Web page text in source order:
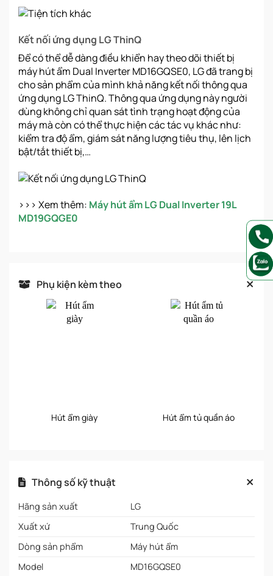
Kết nối ứng dụng LG ThinQ
Để có thể dễ dàng điều khiển hay theo dõi thiết bị
máy hút ẩm Dual Inverter MD16GQSE0, LG đã trang bị
cho sản phẩm của mình khả năng kết nối thông qua
ứng dụng LG ThinQ. Thông qua ứng dụng này người
dùng không chỉ quan sát tình trạng hoạt động của
máy mà còn có thể thực hiện các tác vụ khác như:
kiểm tra độ ẩm, giám sát năng lượng tiêu thụ, lên lịch
bật/tắt thiết bị,…
>>> Xem thêm: Máy hút ẩm LG Dual Inverter 19L
MD19GQGE0
Phụ kiện kèm theo
Hút ẩm giày Hút ẩm tủ quần áo
Thông số kỹ thuật
Hãng sản xuất
LG
Xuất xứ
Trung Quốc
Dòng sản phẩm
Máy hút ẩm
Model
MD16GQSE0